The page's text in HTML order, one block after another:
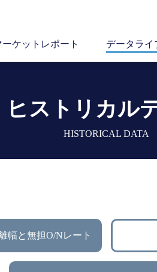
ーケットレポート データライ
ヒストリカル
HISTORICAL DATA
幅と無担O/Nレート